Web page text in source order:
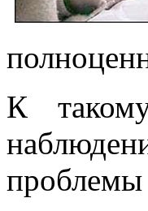
К
проблемы